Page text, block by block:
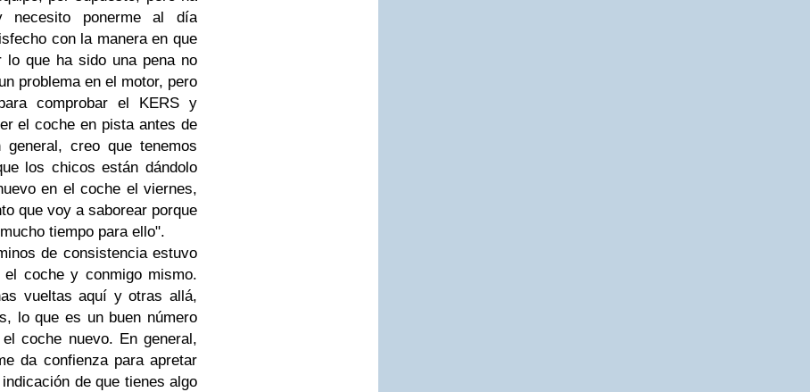
necesito ponerme al día
con la manera en que
que ha sido una pena no
problema en el motor, pero
comprobar el KERS y
el coche en pista antes de
creo que tenemos
los chicos están dándolo
en el coche el viernes,
que voy a saborear porque
tiempo para ello".
de consistencia estuvo
coche y conmigo mismo.
vueltas aquí y otras allá,
lo que es un buen número
coche nuevo. En general,
da confienza para apretar
de que tienes algo